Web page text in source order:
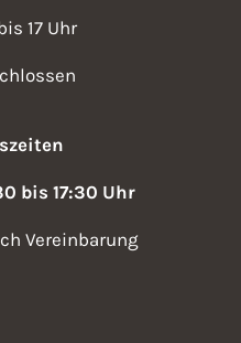
17 Uhr
bis 17:30 Uhr
Vereinbarung